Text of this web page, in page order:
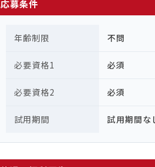
応募条件
年齢制限 不問
必要資格1 必須
必要資格2 必須
試用期間 試用期間な